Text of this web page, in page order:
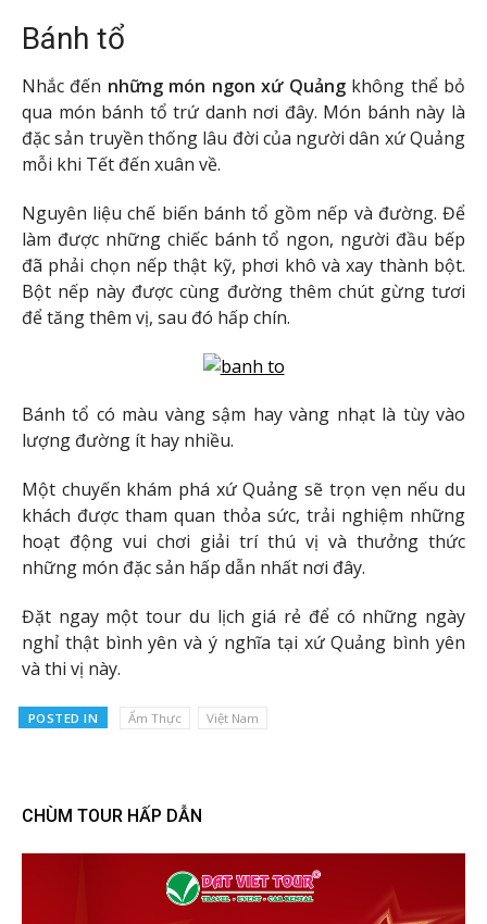
Bánh tổ
Nhắc đến những món ngon xứ Quảngkhông thể bỏ
qua món bánh tổ trứ danh nơi đây. Món bánh này là
đặc sản truyền thống lâu đời của người dân xứ Quảng
mỗi khi Tết đến xuân về.
Nguyên liệu chế biến bánh tổ gồm nếp và đường. Để
làm được những chiếc bánh tổ ngon, người đầu bếp
đã phải chọn nếp thật kỹ, phơi khô và xay thành bột.
Bột nếp này được cùng đường thêm chút gừng tươi
để tăng thêm vị, sau đó hấp chín.
Bánh tổ có màu vàng sậm hay vàng nhạt là tùy vào
lượng đường ít hay nhiều.
Một chuyến khám phá xứ Quảng sẽ trọn vẹn nếu du
khách được tham quan thỏa sức, trải nghiệm những
hoạt động vui chơi giải trí thú vị và thưởng thức
những món đặc sản hấp dẫn nhất nơi đây.
Đặt ngay một tour du lịch giá rẻ để có những ngày
nghỉ thật bình yên và ý nghĩa tại xứ Quảng bình yên
và thi vị này.
POSTED IN Ẩm Thực Việt Nam
CHÙM TOUR HẤP DẪN